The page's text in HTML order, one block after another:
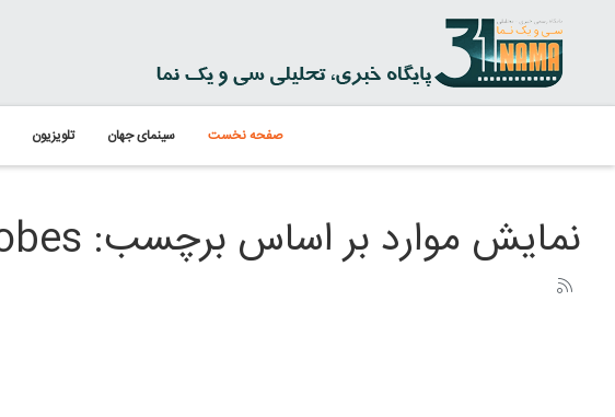
صفحه نخست سینمای جهان تلویزیون
نمایش موارد بر اساس برچسب: Golden Globes